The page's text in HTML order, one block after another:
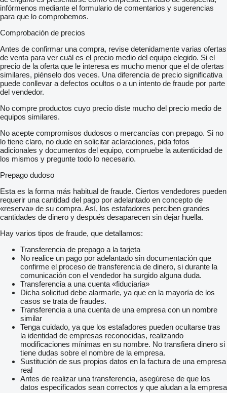
LED denné svietenie
LED svetlomety
Pamäťové sedačky
Ambientné osvetlenie
Kožený paket
Odo-pass
Asistent rozjazdu do kopca
Kontrola mŕtveho uhlaDYNAMIC SELECT
Držiak na nápoje
Lakťová opierka medzi sedadlami s úložným priestorom
Multifunkčný volant ako 3-ramenný volant v koži napa s
Sieť v priestore pre nohy spolujazdca
Prvý majiteľ
Možný úver
Úplná servisná história
Ponúkam na predaj Mercedes-Benz GLE 350
r. v. 10/2019 – luxusné SUV so slovenským pôvodom
priestor a reprezentatívny vzhľad ideálny na každodenné
servisované výhradne v autorizovanom servise Mercedes
čo potvrdzuje jeho výborný technický stav
Auto disponuje kompletnou servisnou históriou
ktorá je zárukou transparentnosti a dôkladnej starostlivosti. K
vozidlu je k dispozícii sezónne prezutie (disky + pneumatiky)
čo predstavuje praktickú výhodu pre nového majiteľa
Vďaka kombinácii prémiovej značky
pravidelného autorizovaného servisu a zachovalého stavu je
toto vozidlo ideálnou voľbou pre niekoho
kto hľadá spoľahlivé
komfortné a reprezentatívne SUV bez kompromisov
Vozidlo
prešlo kontrolou poisťovacích záznamov
exekučných záznamov
kontrolou merania laku a dokladov. Skontrolované fyzicky
aj prostredníctvom registra prevádzkových záznamov vozidla
Ponúkame možnosť výhodného financovania na mesačné
splátky
takže si svoje nové vozidlo môžete užívať hneď
bez zbytočného čakania s akontáciou od 0% a splátkami až na
96 mesiacov
Pre vaše väčšie pohodlie a istotu vieme zabezpečiť aj
predĺženú záruku až na 12 – 36 mesiacov
infórmenos mediante el formulario de comentarios y sugerencias
para que lo comprobemos.
Comprobación de precios
Antes de confirmar una compra, revise detenidamente varias ofertas
de venta para ver cuál es el precio medio del equipo elegido. Si el
precio de la oferta que le interesa es mucho menor que el de ofertas
similares, piénselo dos veces. Una diferencia de precio significativa
puede conllevar a defectos ocultos o a un intento de fraude por parte
del vendedor.
No compre productos cuyo precio diste mucho del precio medio de
equipos similares.
No acepte compromisos dudosos o mercancías con prepago. Si no
lo tiene claro, no dude en solicitar aclaraciones, pida fotos
adicionales y documentos del equipo, compruebe la autenticidad de
los mismos y pregunte todo lo necesario.
Prepago dudoso
Esta es la forma más habitual de fraude. Ciertos vendedores pueden
requerir una cantidad del pago por adelantado en concepto de
«reserva» de su compra. Así, los estafadores perciben grandes
cantidades de dinero y después desaparecen sin dejar huella.
Hay varios tipos de fraude, que detallamos:
Transferencia de prepago a la tarjeta
No realice un pago por adelantado sin documentación que
confirme el proceso de transferencia de dinero, si durante la
comunicación con el vendedor ha surgido alguna duda.
Transferencia a una cuenta «fiduciaria»
Dicha solicitud debe alarmarle, ya que en la mayoría de los
casos se trata de fraudes.
Transferencia a una cuenta de una empresa con un nombre
similar
Tenga cuidado, ya que los estafadores pueden ocultarse tras
la identidad de empresas reconocidas, realizando
modificaciones mínimas en su nombre. No transfiera dinero si
tiene dudas sobre el nombre de la empresa.
Sustitución de sus propios datos en la factura de una empresa
real
Antes de realizar una transferencia, asegúrese de que los
datos especificados sean correctos y que aludan a la empresa